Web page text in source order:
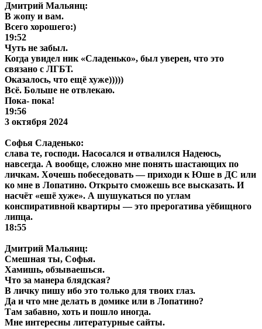
Дмитрий Мальянц:
В жопу и вам.
Всего хорошего:)
19:52
Чуть не забыл.
Когда увидел ник «Сладенько», был уверен, что это
связано с ЛГБТ.
Оказалось, что ещё хуже)))))
Всё. Больше не отвлекаю.
Пока- пока!
19:56
3 октября 2024
Софья Сладенько:
слава те, господи. Насосался и отвалился Надеюсь,
навсегда. А вообще, сложно мне понять шастающих по
личкам. Хочешь побеседовать — приходи к Юше в ДС или
ко мне в Лопатино. Открыто сможешь все высказать. И
насчёт «ешё хуже». А шушукаться по углам
конспиративной квартиры — это прерогатива уёбищного
липца.
18:55
Дмитрий Мальянц:
Смешная ты, Софья.
Хамишь, обзываешься.
Что за манера блядская?
В личку пишу ибо это только для твоих глаз.
Да и что мне делать в домике или в Лопатино?
Там забавно, хоть и пошло иногда.
Мне интересны литературные сайты.